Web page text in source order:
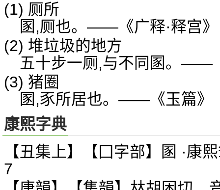
(1) 厕所
圂,厕也。——《广释·释宫》
(2) 堆垃圾的地方
五十步一厕,与不同圂。——
(3) 猪圈
圂,豕所居也。——《玉篇》
康熙字典
【丑集上】【囗字部】圂 ·康
7